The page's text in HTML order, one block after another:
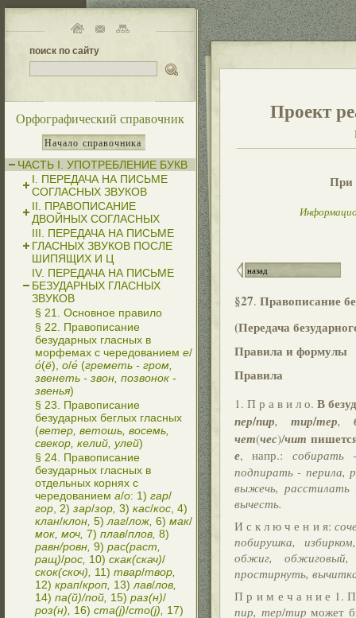
поиск по сайту
Орфографический справочник
Начало справочника
ЧАСТЬ I. УПОТРЕБЛЕНИЕ БУКВ
I. ПЕРЕДАЧА НА ПИСЬМЕ
СОГЛАСНЫХ ЗВУКОВ
II. ПРАВОПИСАНИЕ
ДВОЙНЫХ СОГЛАСНЫХ
III. ПЕРЕДАЧА НА ПИСЬМЕ
ГЛАСНЫХ ЗВУКОВ ПОСЛЕ
ШИПЯЩИХ И Ц
IV. ПЕРЕДАЧА НА ПИСЬМЕ
БЕЗУДАРНЫХ ГЛАСНЫХ
ЗВУКОВ
§ 21. Основное правило
§ 22. Правописание
безударных гласных в
морфемах с чередованием е/
о́(ё), о/е́ (греметь - гром,
звенеть - звон, позвонок -
звенья)
§ 23. Правописание
безударных беглых гласных
(ветер, ветошь, восемь,
свекор, келий, улей)
§ 24. Правописание
безударных гласных в
отдельных корнях с
чередованием а/о: 1) гар/
гор , 2) зар/зор, 3) кас/кос , 4)
клан/клон, 5) лаг/лож, 6) мак/
мок, моч, 7) плав/плов, 8)
равн/ровн, 9) рас(раст,
ращ)/рос, 10) скак(скач)/
скок(скоч),
11) твар/твор,
12) крап/кроп, 13) лав/лов,
14) па(й)/пой, 15) раз(н)/
роз(н),
16) ста(j)/сто(j),
17)
Проект
При
назад
§27. Правописание
(Передача
Правила и формулы
Правила
1. П р а в и л о. В
пер/пир, тир/тер,
чет(чес)/чит
е, напр.: собирать
подпирать - перила,
выжечь, расстилать
вычесть.
И с к л ю ч е н и я:
побирушка,
обжиг, обжиговый,
простирнуть,
П р и м е ч а н и е 1.
пир, тер/тир может